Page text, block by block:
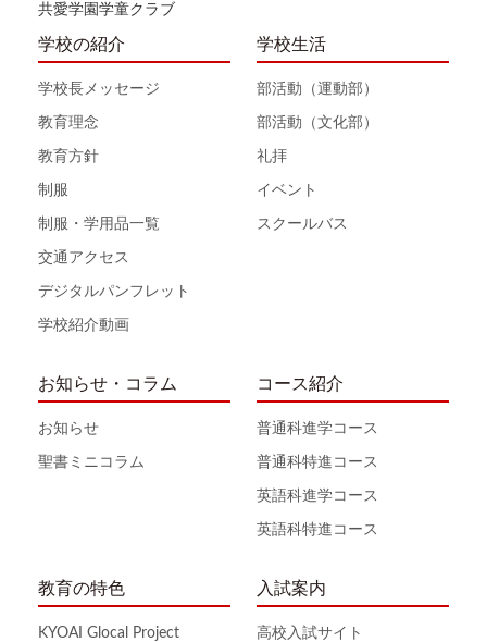
共愛学園学童クラブ
学校の紹介
学校長メッセージ
教育理念
教育方針
制服
制服・学用品一覧
交通アクセス
デジタルパンフレット
学校紹介動画
学校生活
部活動（運動部）
部活動（文化部）
礼拝
イベント
スクールバス
お知らせ・コラム
お知らせ
聖書ミニコラム
コース紹介
普通科進学コース
普通科特進コース
英語科進学コース
英語科特進コース
教育の特色
KYOAI Glocal Project
入試案内
高校入試サイト